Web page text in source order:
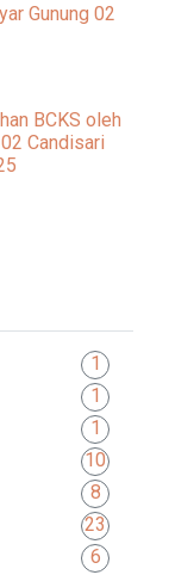
Gunung 02
BCKS oleh
Candisari
1
1
1
10
8
23
6